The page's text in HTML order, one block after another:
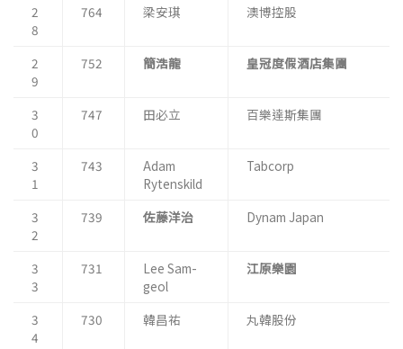
2
8
764 梁安琪 澳博控股
2
9
752 簡浩龍 皇冠度假酒店集團
3
0
747 田必立 百樂達斯集團
3
1
743
Adam
Rytenskild
Tabcorp
3
2
739 佐藤洋治 Dynam Japan
3
3
731
Lee Sam-
geol
江原樂園
3
4
730 韓昌祐 丸韓股份